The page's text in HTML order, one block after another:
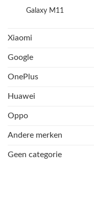
Galaxy M11
Xiaomi
Google
OnePlus
Huawei
Oppo
Andere merken
Geen categorie